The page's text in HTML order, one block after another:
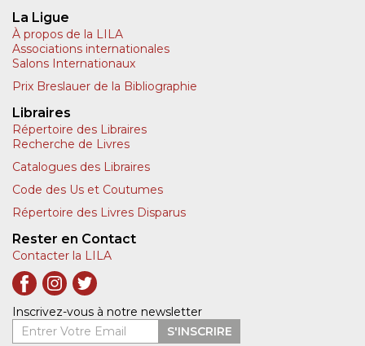
La Ligue
À propos de la LILA
Associations internationales
Salons Internationaux
Prix Breslauer de la Bibliographie
Libraires
Répertoire des Libraires
Recherche de Livres
Catalogues des Libraires
Code des Us et Coutumes
Répertoire des Livres Disparus
Rester en Contact
Contacter la LILA
Inscrivez-vous à notre newsletter
Entrer Votre Email
S'INSCRIRE